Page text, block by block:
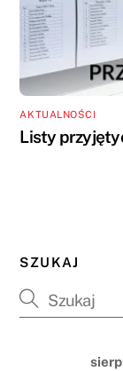
AKTUALNOŚCI
Listy
SZUKAJ